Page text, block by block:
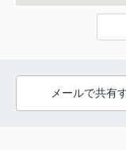
メールで共有